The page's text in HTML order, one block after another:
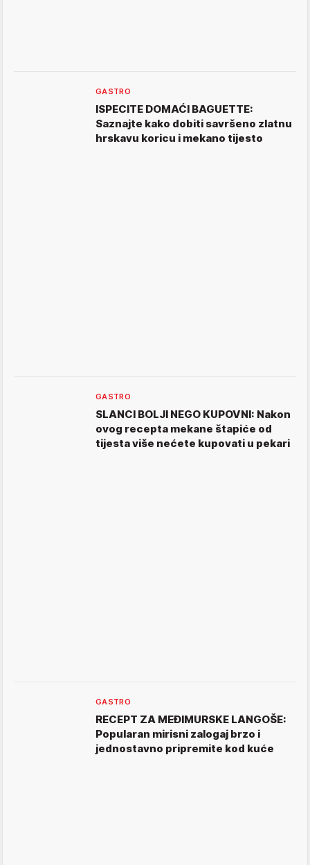
GASTRO
ISPECITE DOMAĆI BAGUETTE:
Saznajte kako dobiti savršeno zlatnu
hrskavu koricu i mekano tijesto
GASTRO
SLANCI BOLJI NEGO KUPOVNI: Nakon
ovog recepta mekane štapiće od
tijesta više nećete kupovati u pekari
GASTRO
RECEPT ZA MEĐIMURSKE LANGOŠE:
Popularan mirisni zalogaj brzo i
jednostavno pripremite kod kuće